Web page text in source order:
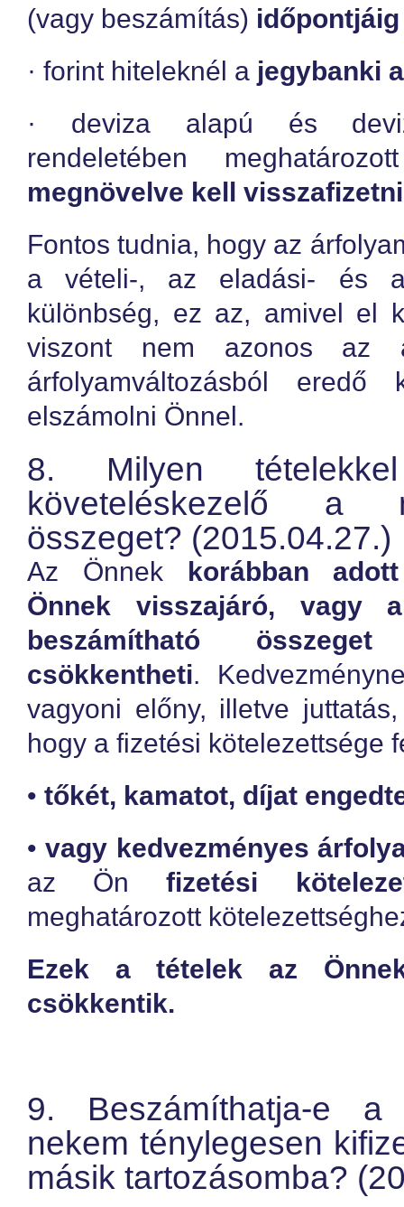
(vagy beszámítás) időpontjáig
· forint hiteleknél a jegybanki
· deviza alapú és
rendeletében
megnövelve kell visszafizetni
Fontos tudnia, hogy az
a vételi-, az eladási- és a
különbség, ez az, amivel el
viszont nem azonos az
árfolyamváltozásból eredő
elszámolni Önnel.
8. Milyen
követeléskezelő a
összeget? (2015.04.27.)
Az Önnek korábban
Önnek visszajáró, vagy
beszámítható
csökkentheti.
vagyoni előny, illetve
hogy a fizetési kötelezettsége
• tőkét, kamatot, díjat
•vagy kedvezményes
az Ön fizetési
meghatározott
Ezek a tételek az
csökkentik.
9. Beszámíthatja-e a
nekem ténylegesen
másik tartozásomba?